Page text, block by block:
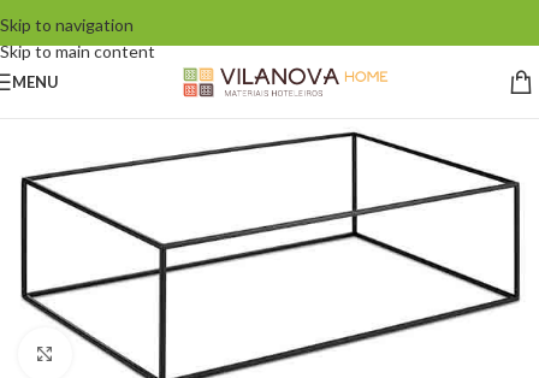
Skip to navigation
Skip to main content
MENU
Click to enlarge